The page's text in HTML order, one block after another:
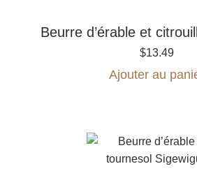
Beurre d’érable et
$13.49
Ajouter au